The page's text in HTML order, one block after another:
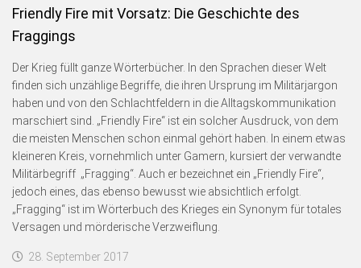
Friendly Fire mit Vorsatz: Die Geschichte des
Fraggings
Der Krieg füllt ganze Wörterbücher. In den Sprachen dieser Welt
finden sich unzählige Begriffe, die ihren Ursprung im Militärjargon
haben und von den Schlachtfeldern in die Alltagskommunikation
marschiert sind. „Friendly Fire“ ist ein solcher Ausdruck, von dem
die meisten Menschen schon einmal gehört haben. In einem etwas
kleineren Kreis, vornehmlich unter Gamern, kursiert der verwandte
Militärbegriff „Fragging“. Auch er bezeichnet ein „Friendly Fire“,
jedoch eines, das ebenso bewusst wie absichtlich erfolgt.
„Fragging“ ist im Wörterbuch des Krieges ein Synonym für totales
Versagen und mörderische Verzweiflung.
28. September 2017